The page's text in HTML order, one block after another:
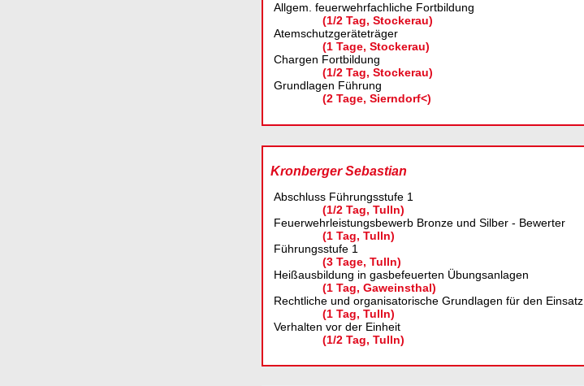
Allgem. feuerwehrfachliche Fortbildung
(1/2 Tag, Stockerau)
Atemschutzgeräteträger
(1 Tage, Stockerau)
Chargen Fortbildung
(1/2 Tag, Stockerau)
Grundlagen Führung
(2 Tage, Sierndorf<)
Kronberger Sebastian
Abschluss Führungsstufe 1
(1/2 Tag, Tulln)
Feuerwehrleistungsbewerb Bronze und Silber - Bewerter
(1 Tag, Tulln)
Führungsstufe 1
(3 Tage, Tulln)
Heißausbildung in gasbefeuerten Übungsanlagen
(1 Tag, Gaweinsthal)
Rechtliche und organisatorische Grundlagen für den Einsatz
(1 Tag, Tulln)
Verhalten vor der Einheit
(1/2 Tag, Tulln)